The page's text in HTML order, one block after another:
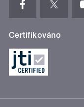
Certifikováno